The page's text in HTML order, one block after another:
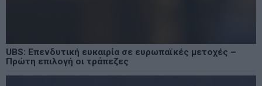
UBS: Επενδυτική ευκαιρία σε ευρωπαϊκές μετοχές –
Πρώτη επιλογή οι τράπεζες